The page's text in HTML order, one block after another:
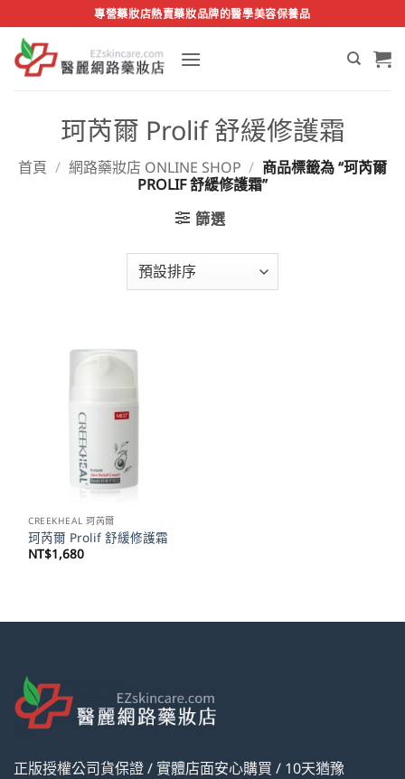
to
content
專營藥妝店熱賣藥妝品牌的醫學美容保養品
珂芮爾 Prolif 舒緩修護霜
首頁 / 網路藥妝店 ONLINE SHOP / 商品標籤為 “珂芮爾
PROLIF 舒緩修護霜”
篩選
CREEKHEAL 珂芮爾
珂芮爾 Prolif 舒緩修護霜
NT$1,680
正版授權公司貨保證 / 實體店面安心購買 / 10天猶豫